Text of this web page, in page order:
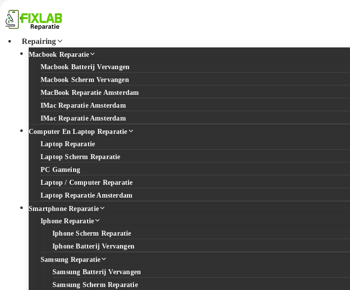
Repairing
Macbook Reparatie
Macbook Batterij Vervangen
Macbook Scherm Vervangen
MacBook Reparatie Amsterdam
IMac Reparatie Amsterdam
IMac Reparatie Amsterdam
Computer En Laptop Reparatie
Laptop Reparatie
Laptop Scherm Reparatie
PC Gameing
Laptop / Computer Reparatie
Laptop Reparatie Amsterdam
Smartphone Reparatie
Iphone Reparatie
Iphone Scherm Reparatie
Iphone Batterij Vervangen
Samsung Reparatie
Samsung Batterij Vervangen
Samsung Scherm Reparatie